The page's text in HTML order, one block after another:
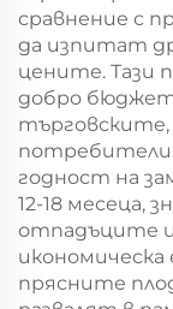
сравнение с
да изпитат
цените. Тази
добро
търговските,
потребители.
годност на
12-18 месеца,
отпадъците и
прясните